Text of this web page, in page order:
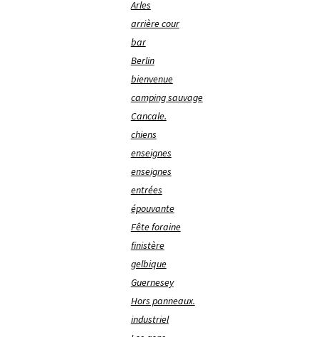
Arles
arrière cour
bar
Berlin
bienvenue
camping sauvage
Cancale.
chiens
enseignes
enseignes
entrées
épouvante
Fête foraine
finistère
gelbique
Guernesey
Hors panneaux.
industriel